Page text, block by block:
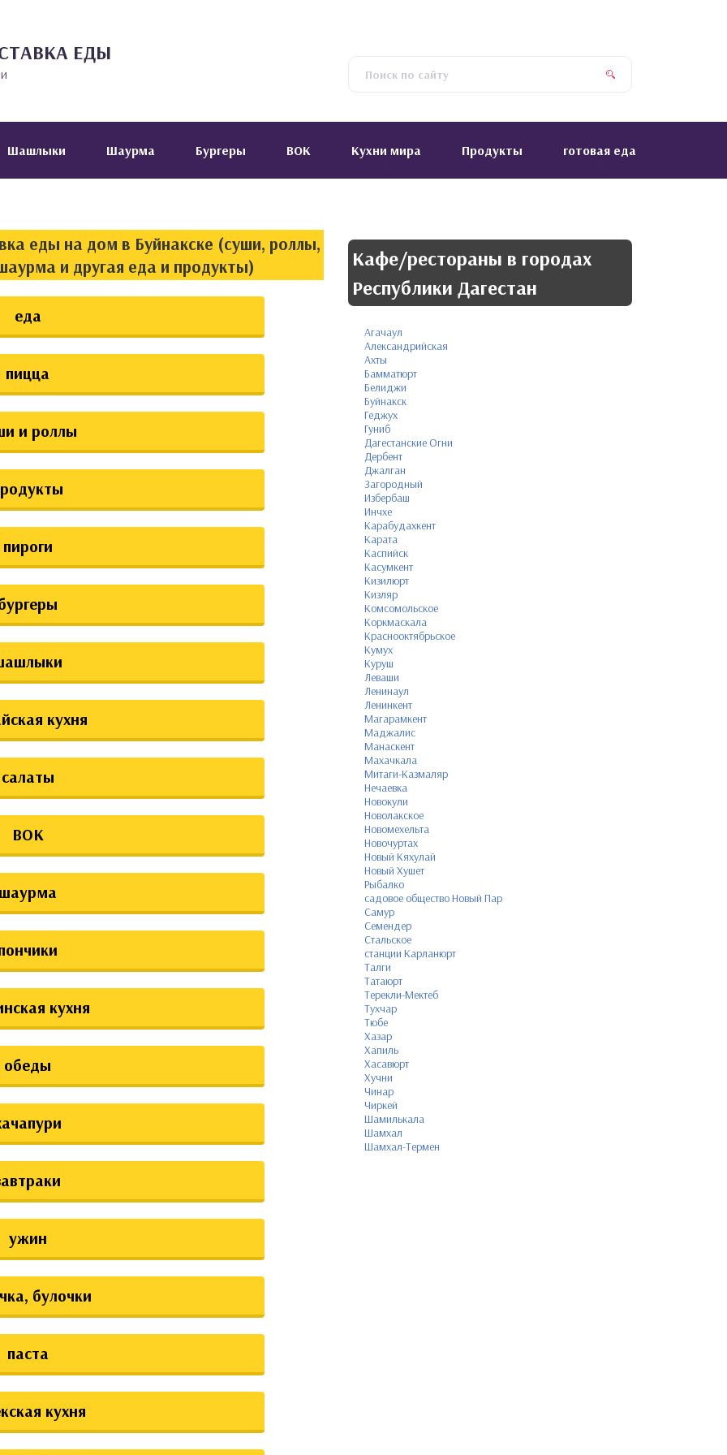
ЕДЫ
Шашлыки Шаурма Бургеры ВОК Кухни мира Продукты готовая еда
еды на дом в Буйнакске (суши, роллы,
и другая еда и продукты)
еда
пицца
и роллы
пироги
кухня
салаты
ВОК
кухня
обеды
ужин
булочки
паста
кухня
Кафе/рестораны в городах
Республики Дагестан
Агачаул
Александрийская
Ахты
Бамматюрт
Белиджи
Буйнакск
Геджух
Гуниб
Дагестанские Огни
Дербент
Джалган
Загородный
Избербаш
Инчхе
Карабудахкент
Карата
Каспийск
Касумкент
Кизилюрт
Кизляр
Комсомольское
Коркмаскала
Краснооктябрьское
Кумух
Куруш
Леваши
Ленинаул
Ленинкент
Магарамкент
Маджалис
Манаскент
Махачкала
Митаги-Казмаляр
Нечаевка
Новокули
Новолакское
Новомехельта
Новочуртах
Новый Кяхулай
Новый Хушет
Рыбалко
садовое общество Новый Пар
Самур
Семендер
Стальское
станции Карланюрт
Талги
Татаюрт
Терекли-Мектеб
Тухчар
Тюбе
Хазар
Хапиль
Хасавюрт
Хучни
Чинар
Чиркей
Шамилькала
Шамхал
Шамхал-Термен